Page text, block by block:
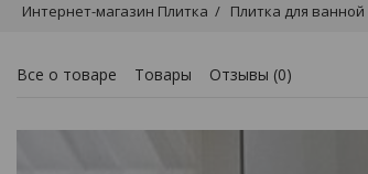
Интернет-магазин Плитка Плитка для ванной
Все о товаре Товары Отзывы (0)